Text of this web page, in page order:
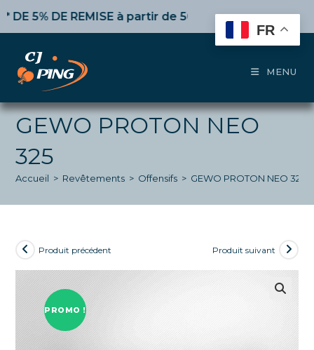
DE REMISEà partir de 50€ d’achat,10%dès 100€,
MENU
GEWO PROTON NEO
325
Accueil > Revêtements > Offensifs > GEWO PROTON NEO 325
PROMO !
Produit précédent Produit suivant
FR